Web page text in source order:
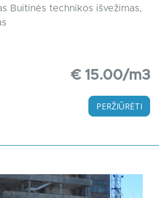
Buitinės technikos išvežimas,
€ 15.00/m3
PERŽIŪRĖTI